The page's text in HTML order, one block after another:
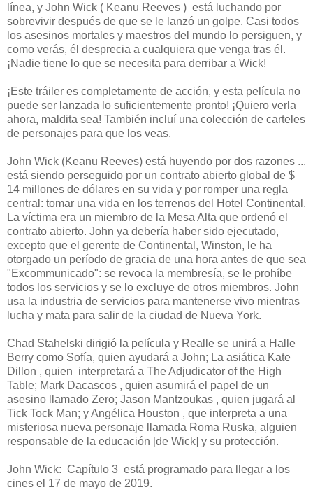
línea, y John Wick ( Keanu Reeves ) está luchando por
sobrevivir después de que se le lanzó un golpe. Casi todos
los asesinos mortales y maestros del mundo lo persiguen, y
como verás, él desprecia a cualquiera que venga tras él.
¡Nadie tiene lo que se necesita para derribar a Wick!
¡Este tráiler es completamente de acción, y esta película no
puede ser lanzada lo suficientemente pronto! ¡Quiero verla
ahora, maldita sea! También incluí una colección de carteles
de personajes para que los veas.
John Wick (Keanu Reeves) está huyendo por dos razones ...
está siendo perseguido por un contrato abierto global de $
14 millones de dólares en su vida y por romper una regla
central: tomar una vida en los terrenos del Hotel Continental.
La víctima era un miembro de la Mesa Alta que ordenó el
contrato abierto. John ya debería haber sido ejecutado,
excepto que el gerente de Continental, Winston, le ha
otorgado un período de gracia de una hora antes de que sea
"Excommunicado": se revoca la membresía, se le prohíbe
todos los servicios y se lo excluye de otros miembros. John
usa la industria de servicios para mantenerse vivo mientras
lucha y mata para salir de la ciudad de Nueva York.
Chad Stahelski dirigió la película y Realle se unirá a Halle
Berry como Sofía, quien ayudará a John; La asiática Kate
Dillon , quien interpretará a The Adjudicator of the High
Table; Mark Dacascos , quien asumirá el papel de un
asesino llamado Zero; Jason Mantzoukas , quien jugará al
Tick Tock Man; y Angélica Houston , que interpreta a una
misteriosa nueva personaje llamada Roma Ruska, alguien
responsable de la educación [de Wick] y su protección.
John Wick: Capítulo 3 está programado para llegar a los
cines el 17 de mayo de 2019.